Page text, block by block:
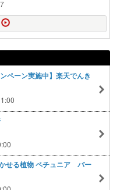
ペーン実施中】楽天でんき
せる植物 ペチュニア バー